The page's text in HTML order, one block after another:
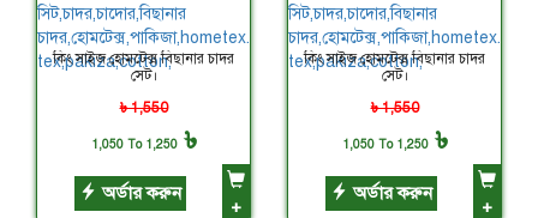
কিং সাইজ হোমটেক্স বিছানার চাদর
সেট।
৳ 1,550
1,050 To 1,250৳
অর্ডার করুন
+
কিং সাইজ হোমটেক্স বিছানার চাদর
সেট।
৳ 1,550
1,050 To 1,250৳
অর্ডার করুন
+